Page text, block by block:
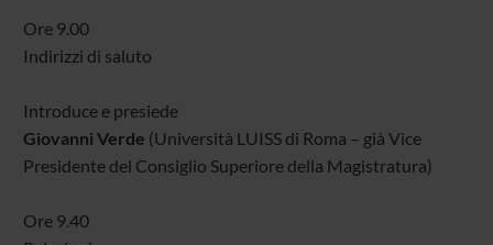
Ore 9.00
Indirizzi di saluto
Introduce e presiede
Giovanni Verde (Università LUISS di Roma – già Vice
Presidente del Consiglio Superiore della Magistratura)
Ore 9.40